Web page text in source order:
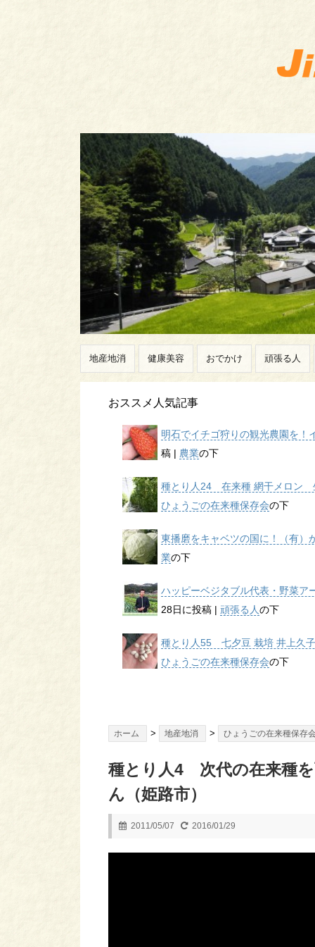
地産地消 健康美容 おでかけ 頑張る人
おススメ人気記事
明石でイチゴ狩りの観光農園を！
稿 | 農業の下
種とり人24 在来種 網干メロン
ひょうごの在来種保存会の下
東播磨をキャベツの国に！（有）
業の下
ハッピーベジタブル代表・野菜
28日に投稿 | 頑張る人の下
種とり人55 七夕豆 栽培 井上久
ひょうごの在来種保存会の下
ホーム > 地産地消 > ひょうごの在来種保存
種とり人4 次代の在来種
ん（姫路市）
2011/05/07 2016/01/29